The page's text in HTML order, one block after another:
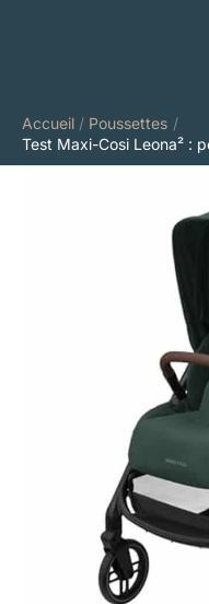
Accueil
Poussettes
Test Maxi-Cosi Leona² :